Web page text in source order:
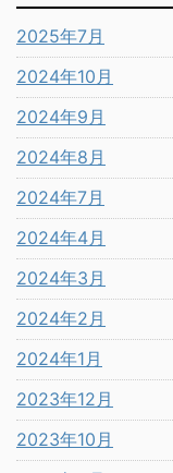
2025年7月
2024年10月
2024年9月
2024年8月
2024年7月
2024年4月
2024年3月
2024年2月
2024年1月
2023年12月
2023年10月